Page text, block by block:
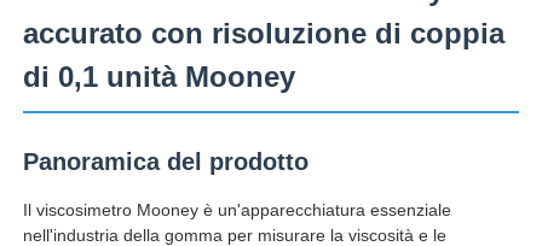
Fatory Tour
Contattaci
accurato con risoluzione di coppia
di 0,1 unità Mooney
Panoramica del prodotto
Il viscosimetro Mooney è un'apparecchiatura essenziale
nell'industria della gomma per misurare la viscosità e le